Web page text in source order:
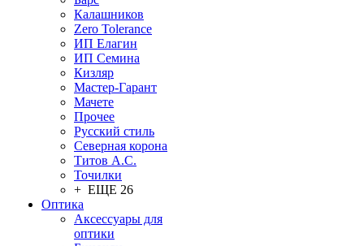
Калашников
Zero Tolerance
ИП Елагин
ИП Семина
Кизляр
Мастер-Гарант
Мачете
Прочее
Русский стиль
Северная корона
Титов А.С.
Точилки
+ ЕЩЕ 26
Оптика
Аксессуары для
оптики